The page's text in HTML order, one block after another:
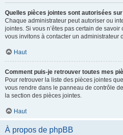
Quelles pièces jointes sont autorisées
Chaque administrateur peut autoriser ou
jointes. Si vous n’êtes pas certain de
vous invitons à contacter un administrateur
Haut
Comment puis-je retrouver toutes mes
Pour retrouver la liste des pièces jointes
vous rendre dans le panneau de contrôle
la section des pièces jointes.
Haut
À propos de phpBB